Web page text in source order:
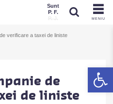
MENIU
Sunt
P. F.
P. J.
verificare a taxei de liniste
de
de liniste